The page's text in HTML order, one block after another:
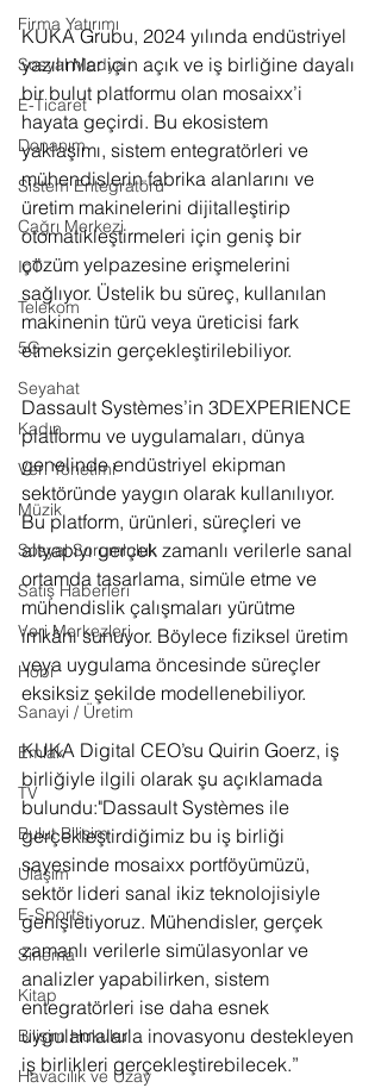
Firma Yatırımı
Sosyal Medya
E-Ticaret
Donanım
Sistem Entegratörü
Çağrı Merkezi
IoT
Telekom
5G
Seyahat
Kadın
Veri Yönetimi
Müzik
Sosyal Sorumluluk
Satış Haberleri
Veri Merkezleri
Hobi
Sanayi / Üretim
Emlak
TV
Bulut Bilişim
Ulaşım
E-Sports
Sinema
Kitap
Bilişim Hukuku
Havacılık ve Uzay
KUKA Grubu, 2024 yılında endüstriyel
yazılımlar için açık ve iş birliğine dayalı
bir bulut platformu olan mosaixx’i
hayata geçirdi. Bu ekosistem
yaklaşımı, sistem entegratörleri ve
mühendislerin fabrika alanlarını ve
üretim makinelerini dijitalleştirip
otomatikleştirmeleri için geniş bir
çözüm yelpazesine erişmelerini
sağlıyor. Üstelik bu süreç, kullanılan
makinenin türü veya üreticisi fark
etmeksizin gerçekleştirilebiliyor.
Dassault Systèmes’in 3DEXPERIENCE
platformu ve uygulamaları, dünya
genelinde endüstriyel ekipman
sektöründe yaygın olarak kullanılıyor.
Bu platform, ürünleri, süreçleri ve
altyapıyı gerçek zamanlı verilerle sanal
ortamda tasarlama, simüle etme ve
mühendislik çalışmaları yürütme
imkânı sunuyor. Böylece fiziksel üretim
veya uygulama öncesinde süreçler
eksiksiz şekilde modellenebiliyor.
KUKA Digital CEO’su Quirin Goerz, iş
birliğiyle ilgili olarak şu açıklamada
bulundu:"Dassault Systèmes ile
gerçekleştirdiğimiz bu iş birliği
sayesinde mosaixx portföyümüzü,
sektör lideri sanal ikiz teknolojisiyle
genişletiyoruz. Mühendisler, gerçek
zamanlı verilerle simülasyonlar ve
analizler yapabilirken, sistem
entegratörleri ise daha esnek
uygulamalarla inovasyonu destekleyen
iş birlikleri gerçekleştirebilecek.”